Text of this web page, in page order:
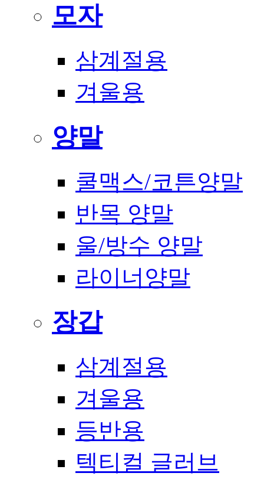
모자
삼계절용
겨울용
양말
쿨맥스/코튼양말
반목 양말
울/방수 양말
라이너양말
장갑
삼계절용
겨울용
등반용
텍티컬 글러브